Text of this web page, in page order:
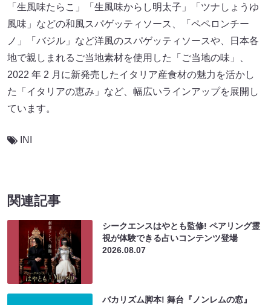
「生風味たらこ」「生風味からし明太子」「ツナしょうゆ
風味」などの和風スパゲッティソース、「ペペロンチー
ノ」「バジル」など洋風のスパゲッティソースや、日本各
地で親しまれるご当地素材を使用した「ご当地の味」、
2022 年 2 月に新発売したイタリア産食材の魅力を活かし
た「イタリアの恵み」など、幅広いラインアップを展開し
ています。
INI
関連記事
シークエンスはやとも監修! ペアリング霊
視が体験できる占いコンテンツ登場
2026.08.07
バカリズム脚本! 舞台『ノンレムの窓』